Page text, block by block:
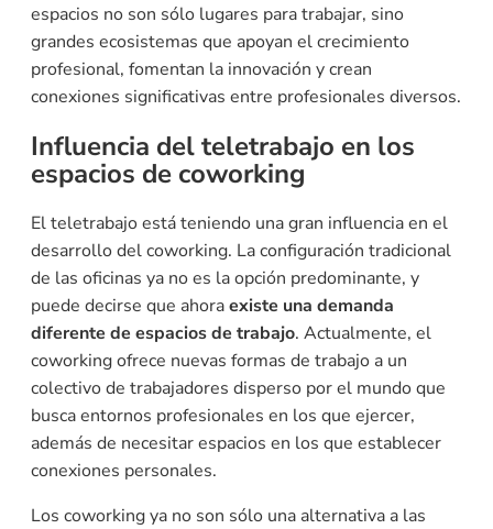
espacios no son sólo lugares para trabajar, sino
grandes ecosistemas que apoyan el crecimiento
profesional, fomentan la innovación y crean
conexiones significativas entre profesionales diversos.
Influencia del teletrabajo en los
espacios de coworking
El teletrabajo está teniendo una gran influencia en el
desarrollo del coworking. La configuración tradicional
de las oficinas ya no es la opción predominante, y
puede decirse que ahoraexiste una demanda
diferente de espacios de trabajo. Actualmente, el
coworking ofrece nuevas formas de trabajo a un
colectivo de trabajadores disperso por el mundo que
busca entornos profesionales en los que ejercer,
además de necesitar espacios en los que establecer
conexiones personales.
Los coworking ya no son sólo una alternativa a las